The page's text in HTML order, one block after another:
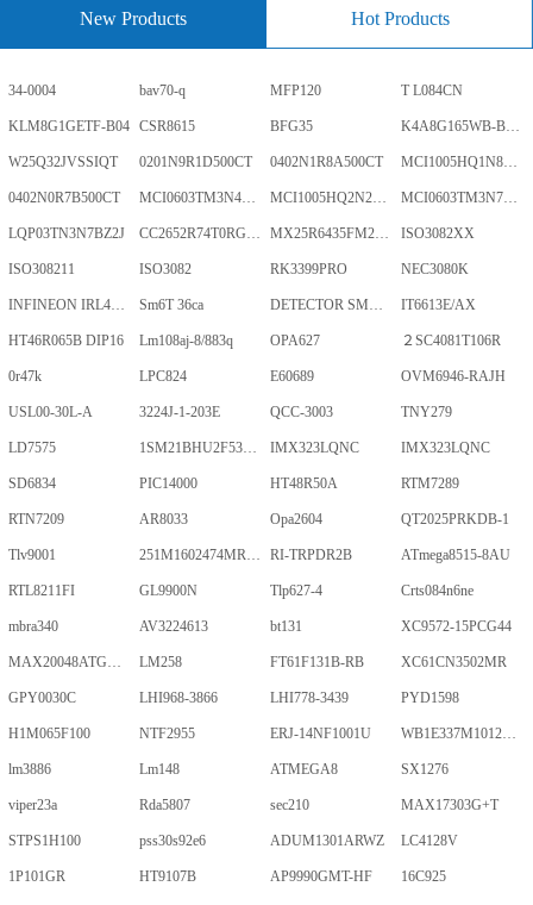
New Products Hot Products
34-0004 bav70-q MFP120 T L084CN
KLM8G1GETF-B04 CSR8615 BFG35 K4A8G165WB-BCWE
W25Q32JVSSIQT 0201N9R1D500CT 0402N1R8A500CT MCI1005HQ1N8SHBP
0402N0R7B500CT MCI0603TM3N4BHBP MCI1005HQ2N2BHBP MCI0603TM3N7BHBP
LQP03TN3N7BZ2J CC2652R74T0RGZR MX25R6435FM2IL0TR ISO3082XX
ISO308211 ISO3082 RK3399PRO NEC3080K
INFINEON IRL40SC228 Sm6T 36ca DETECTOR SMD,HT7024A-1,3%,SOT-89 IT6613E/AX
HT46R065B DIP16 Lm108aj-8/883q OPA627 ２SC4081T106R
0r47k LPC824 E60689 OVM6946-RAJH
USL00-30L-A 3224J-1-203E QCC-3003 TNY279
LD7575 1SM21BHU2F53E2VGNE IMX323LQNC IMX323LQNC
SD6834 PIC14000 HT48R50A RTM7289
RTN7209 AR8033 Opa2604 QT2025PRKDB-1
Tlv9001 251M1602474MR09M RI-TRPDR2B ATmega8515-8AU
RTL8211FI GL9900N Tlp627-4 Crts084n6ne
mbra340 AV3224613 bt131 XC9572-15PCG44
MAX20048ATGA/VY+ LM258 FT61F131B-RB XC61CN3502MR
GPY0030C LHI968-3866 LHI778-3439 PYD1598
H1M065F100 NTF2955 ERJ-14NF1001U WB1E337M1012MPA
lm3886 Lm148 ATMEGA8 SX1276
viper23a Rda5807 sec210 MAX17303G+T
STPS1H100 pss30s92e6 ADUM1301ARWZ LC4128V
1P101GR HT9107B AP9990GMT-HF 16C925